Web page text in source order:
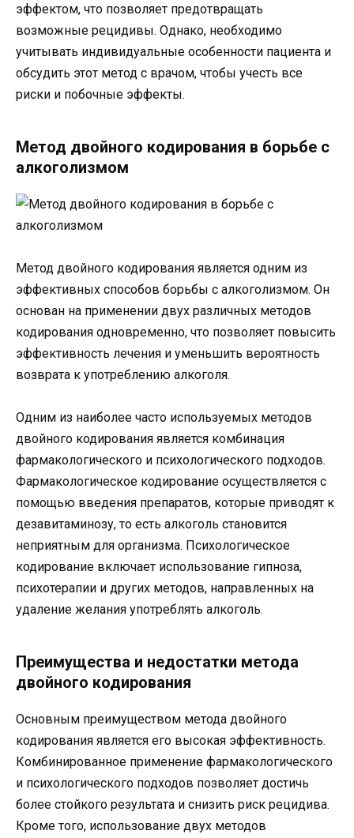
эффектом, что позволяет предотвращать
возможные рецидивы. Однако, необходимо
учитывать индивидуальные особенности пациента и
обсудить этот метод с врачом, чтобы учесть все
риски и побочные эффекты.
Метод двойного кодирования в борьбе с
алкоголизмом
Метод двойного кодирования является одним из
эффективных способов борьбы с алкоголизмом. Он
основан на применении двух различных методов
кодирования одновременно, что позволяет повысить
эффективность лечения и уменьшить вероятность
возврата к употреблению алкоголя.
Одним из наиболее часто используемых методов
двойного кодирования является комбинация
фармакологического и психологического подходов.
Фармакологическое кодирование осуществляется с
помощью введения препаратов, которые приводят к
дезавитаминозу, то есть алкоголь становится
неприятным для организма. Психологическое
кодирование включает использование гипноза,
психотерапии и других методов, направленных на
удаление желания употреблять алкоголь.
Преимущества и недостатки метода
двойного кодирования
Основным преимуществом метода двойного
кодирования является его высокая эффективность.
Комбинированное применение фармакологического
и психологического подходов позволяет достичь
более стойкого результата и снизить риск рецидива.
Кроме того, использование двух методов